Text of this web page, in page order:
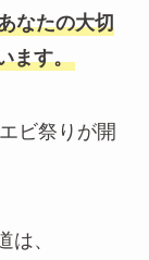
なたの大切
ます。
ビ祭りが開
は、